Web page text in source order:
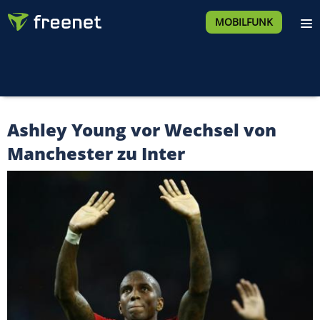
MOBILFUNK
Ashley Young vor Wechsel von
Manchester zu Inter